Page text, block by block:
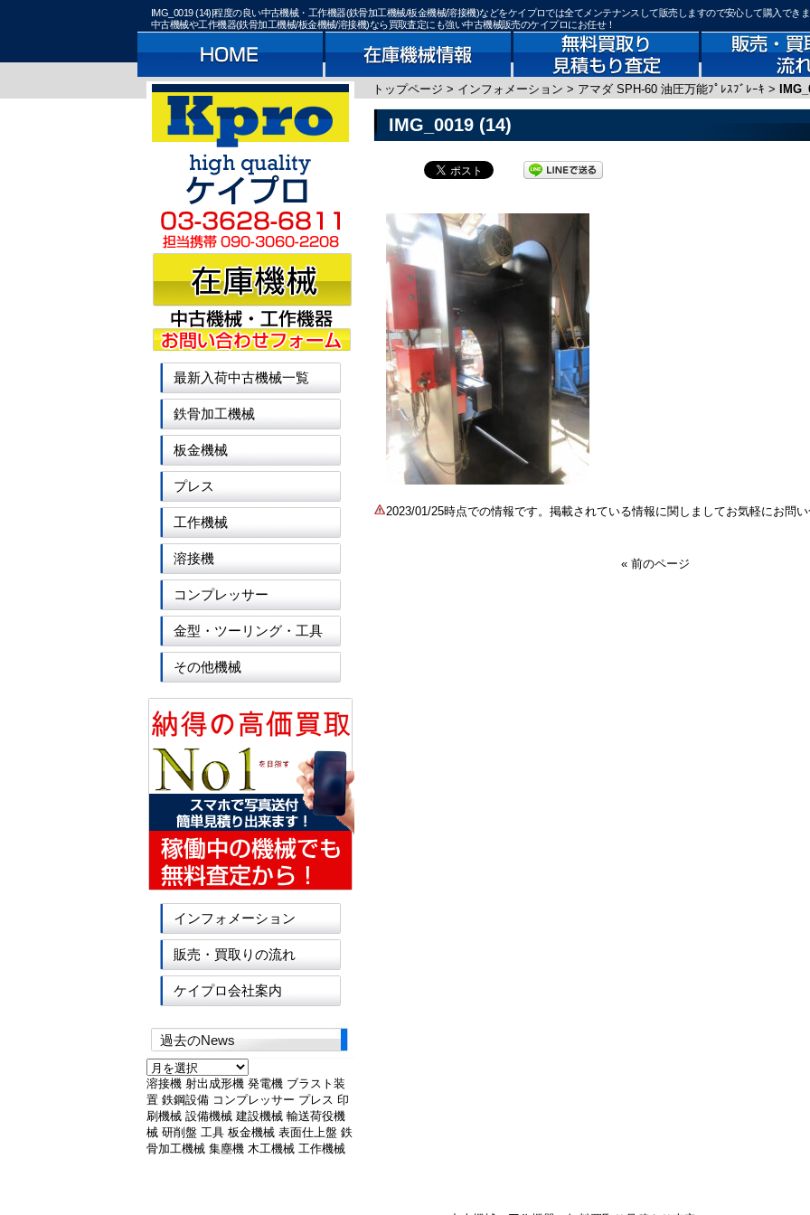
IMG_0019 (14)|程度の良い中古機械・工作機器(鉄骨加工機械/板金機械/溶接機)などをケイプロでは全てメンテナンスして販売しますので安心して購入できま
中古機械や工作機器(鉄骨加工機械/板金機械/溶接機)なら買取査定にも強い中古機械販売のケイプロにお任せ！
トップページ > インフォメーション > アマダ SPH-60 油圧万能ﾌﾟﾚｽﾌﾞﾚｰｷ >
IMG_0019 (14)
2023/01/25時点での情報です。掲載されている情報に関しましてお気軽にお問い
« 前のページ
最新入荷中古機械一覧
鉄骨加工機械
板金機械
プレス
工作機械
溶接機
コンプレッサー
金型・ツーリング・工具
その他機械
インフォメーション
販売・買取りの流れ
ケイプロ会社案内
過去のNews
過
去
の
News
溶接機 射出成形機 発電機 ブラスト装
置 鉄鋼設備 コンプレッサー プレス 印
刷機械 設備機械 建設機械 輸送荷役機
械 研削盤 工具 板金機械 表面仕上盤 鉄
骨加工機械 集塵機 木工機械 工作機械